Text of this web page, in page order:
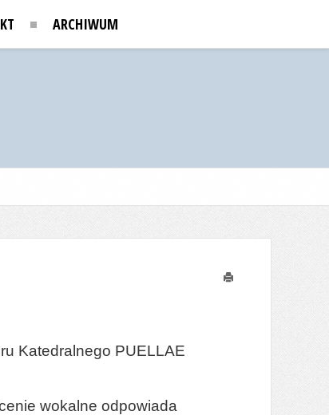
ARCHIWUM
Katedralnego PUELLAE
wokalne odpowiada